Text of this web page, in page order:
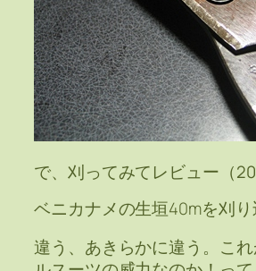
で、刈ってみてレビュー（
ベニカナメの生垣40mを刈り
違う、あきらかに違う。こ